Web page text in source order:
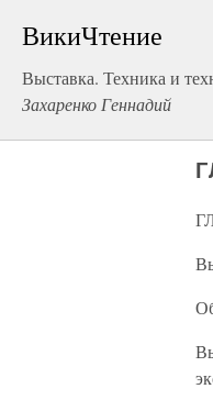
ВикиЧтение
Выставка. Техника и
Захаренко Геннадий